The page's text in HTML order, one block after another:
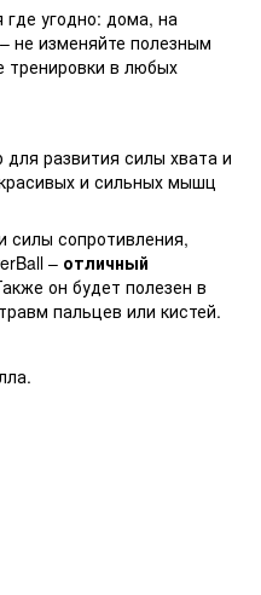
угодно: дома, на
не изменяйте полезным
тренировки в любых
развития силы хвата и
и сильных мышц
силы сопротивления,
– отличный
он будет полезен в
пальцев или кистей.